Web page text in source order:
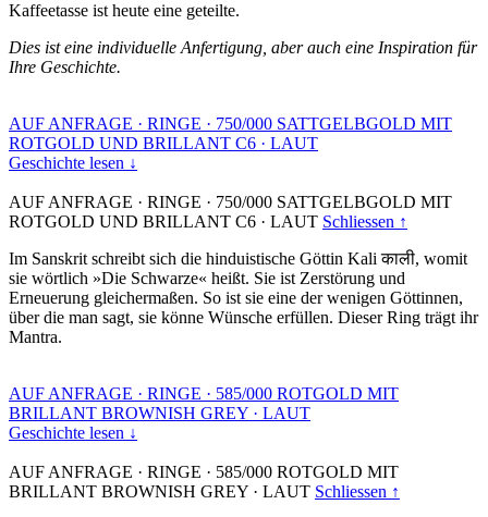
Kaffeetasse ist heute eine geteilte.
Dies ist eine individuelle Anfertigung, aber auch eine Inspiration für
Ihre Geschichte.
AUF ANFRAGE · RINGE · 750/000 SATTGELBGOLD MIT
ROTGOLD UND BRILLANT C6 · LAUT
Geschichte lesen ↓
AUF ANFRAGE · RINGE · 750/000 SATTGELBGOLD MIT
ROTGOLD UND BRILLANT C6 · LAUT Schliessen ↑
Im Sanskrit schreibt sich die hinduistische Göttin Kali काली, womit
sie wörtlich »Die Schwarze« heißt. Sie ist Zerstörung und
Erneuerung gleichermaßen. So ist sie eine der wenigen Göttinnen,
über die man sagt, sie könne Wünsche erfüllen. Dieser Ring trägt ihr
Mantra.
AUF ANFRAGE · RINGE · 585/000 ROTGOLD MIT
BRILLANT BROWNISH GREY · LAUT
Geschichte lesen ↓
AUF ANFRAGE · RINGE · 585/000 ROTGOLD MIT
BRILLANT BROWNISH GREY · LAUT Schliessen ↑